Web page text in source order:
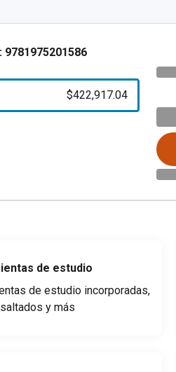
9781975201586
$422,917.04
de estudio
de estudio incorporadas,
y más